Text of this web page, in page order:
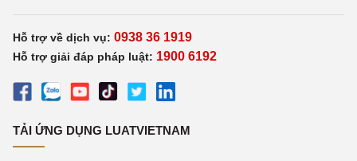
Hỗ trợ về dịch vụ: 0938 36 1919
Hỗ trợ giải đáp pháp luật: 1900 6192
TẢI ỨNG DỤNG LUATVIETNAM